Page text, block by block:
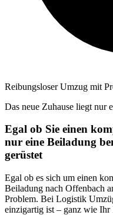
Reibungsloser Umzug mit
Das neue Zuhause liegt nur
Egal ob Sie einen
nur eine Beiladung
gerüstet
Egal ob es sich um einen
Beiladung nach Offenbach
Problem. Bei Logistik
einzigartig ist – ganz wie Ihr